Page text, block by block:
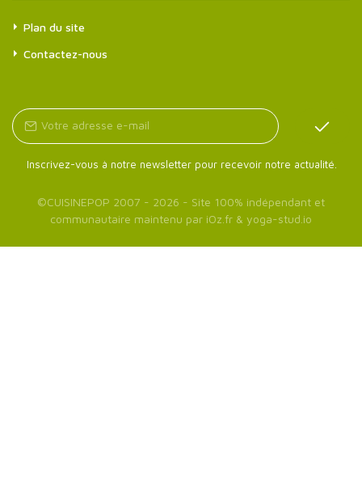
Plan du site
Contactez-nous
Inscrivez-vous à notre newsletter pour recevoir notre actualité.
©CUISINEPOP 2007 - 2026 - Site 100% indépendant et
communautaire maintenu par iOz.fr & yoga-stud.io